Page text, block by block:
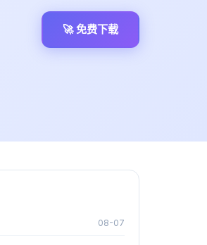
🚀 免费下载
08-07